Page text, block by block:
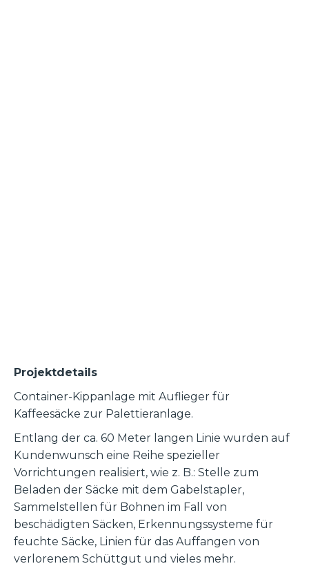
Projektdetails
Container-Kippanlage mit Auflieger für
Kaffeesäcke zur Palettieranlage.
Entlang der ca. 60 Meter langen Linie wurden auf
Kundenwunsch eine Reihe spezieller
Vorrichtungen realisiert, wie z. B.: Stelle zum
Beladen der Säcke mit dem Gabelstapler,
Sammelstellen für Bohnen im Fall von
beschädigten Säcken, Erkennungssysteme für
feuchte Säcke, Linien für das Auffangen von
verlorenem Schüttgut und vieles mehr.